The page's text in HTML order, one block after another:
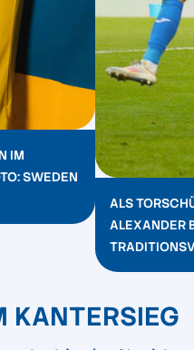
IM
SWEDEN
ALS
ALEXANDER
KANTERSIEG